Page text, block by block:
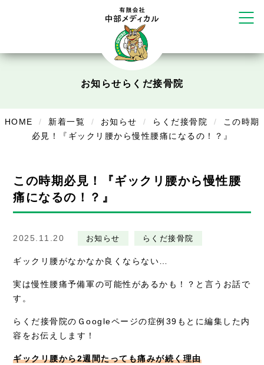
デイサービス
在宅部門事務所
美容鍼・コルギ
お知らせ
症例別施術
お知らせ らくだ接骨院
HOME 新着一覧 お知らせ らくだ接骨院
この時期
必見！『ギックリ腰から慢性腰痛になるの！？』
この時期必見！『ギックリ腰から慢性腰
痛になるの！？』
2025.11.20 お知らせ らくだ接骨院
ギックリ腰がなかなか良くならない…
実は慢性腰痛予備軍の可能性があるかも！？と言うお話で
す。
らくだ接骨院のＧoogleページの症例39もとに編集した内
容をお伝えします！
ギックリ腰から2週間たっても痛みが続く理由